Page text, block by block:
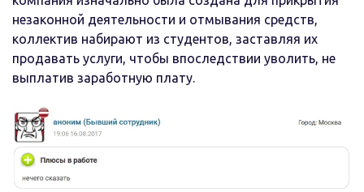
незаконной деятельности и отмывания средств,
коллектив набирают из студентов, заставляя их
продавать услуги, чтобы впоследствии уволить, не
выплатив заработную плату.